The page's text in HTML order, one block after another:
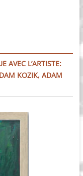
AVEC L’ARTISTE:
KOZIK, ADAM